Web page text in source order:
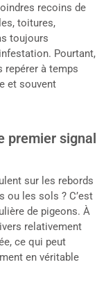
recoins de
toitures,
toujours
Pourtant,
repérer à temps
et souvent
premier signal
sur les rebords
ou les sols ? C’est
de pigeons. À
relativement
ce qui peut
en véritable